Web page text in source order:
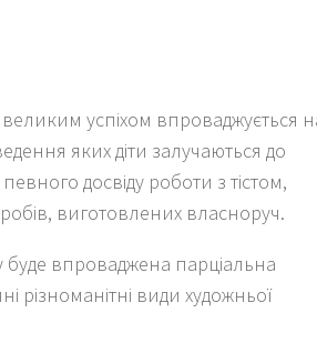
успіхом впроваджується
яких діти залучаються до
досвіду роботи з тістом,
виготовлених власноруч.
впроваджена парціальна
різноманітні види художньої